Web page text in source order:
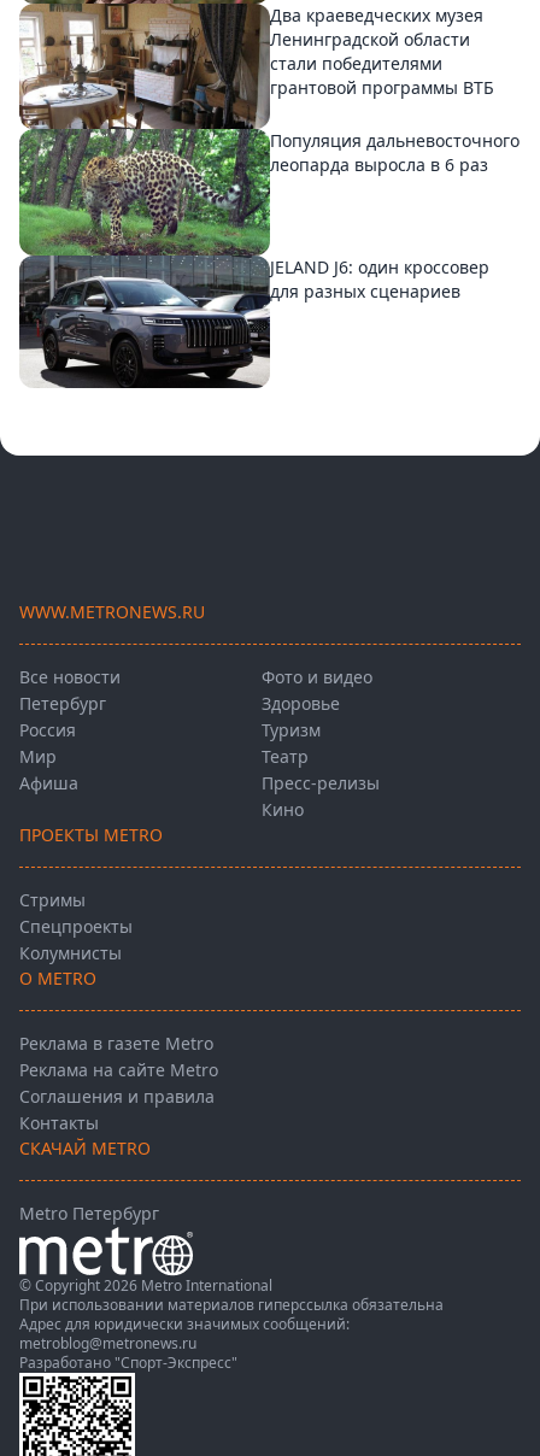
Два краеведческих музея
Ленинградской области
стали победителями
грантовой программы ВТБ
Популяция дальневосточного
леопарда выросла в 6 раз
JELAND J6: один кроссовер
для разных сценариев
WWW.METRONEWS.RU
Все новости
Петербург
Россия
Мир
Афиша
Фото и видео
Здоровье
Туризм
Театр
Пресс-релизы
Кино
ПРОЕКТЫ METRO
Стримы
Спецпроекты
Колумнисты
О METRO
Реклама в газете Metro
Реклама на сайте Metro
Соглашения и правила
Контакты
СКАЧАЙ METRO
Metro Петербург
© Copyright 2026 Metro International
При использовании материалов гиперссылка обязательна
Адрес для юридически значимых сообщений:
metroblog@metronews.ru
Разработано "Спорт-Экспресс"